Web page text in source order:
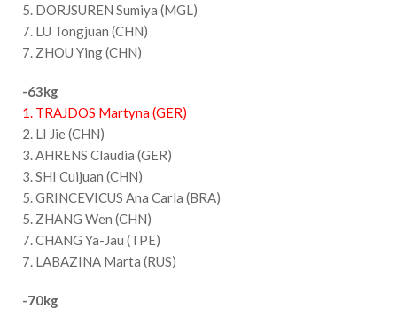
5. DORJSUREN Sumiya (MGL)
7. LU Tongjuan (CHN)
7. ZHOU Ying (CHN)
-63kg
1. TRAJDOS Martyna (GER)
2. LI Jie (CHN)
3. AHRENS Claudia (GER)
3. SHI Cuijuan (CHN)
5. GRINCEVICUS Ana Carla (BRA)
5. ZHANG Wen (CHN)
7. CHANG Ya-Jau (TPE)
7. LABAZINA Marta (RUS)
-70kg